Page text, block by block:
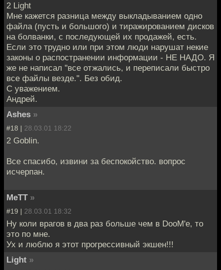
2 Light
Мне кажется разница между выкладыванием одно
файла (пусть и большого) и тиражированием дисков
на болванки, с последующей их продажей, есть.
Если это трудно или при этом люди нарушат некие
законы о распостранении информации - НЕ НАДО. Я
же не написал "все отжались, и переписали быстро
все файлы везде.". Без обид.
С уважением.
Андрей.
Ashes »
#18 | 28.03.01 18:22
2 Goblin.
Все спасибо, извини за беспокойство. вопрос
исчерпан.
MeTT »
#19 | 28.03.01 18:32
Ну коли врагов в два раз больше чем в DooM'е, то
это по мне.
Ух и люблю я этот прогрессивный экшен!!!
Light »